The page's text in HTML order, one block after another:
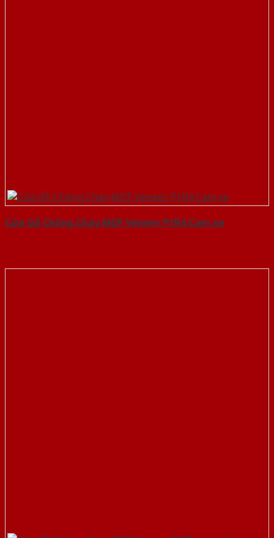
Cửa Gỗ Chống Cháy MDF Veneer P1R4 Cam xe